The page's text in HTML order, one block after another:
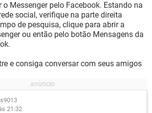
o Messenger pelo Facebook. Estando na
social, verifique na parte direita
de pesquisa, clique para abrir a
ou então pelo botão Mensagens da
e consiga conversar com seus amigos
21:32